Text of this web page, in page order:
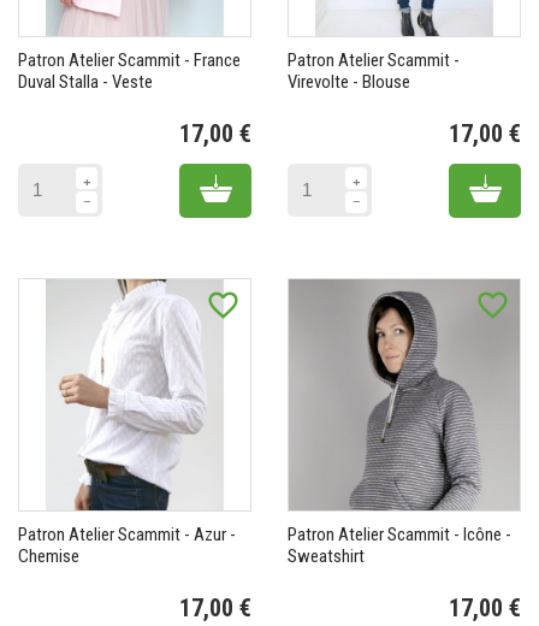
Patron Atelier Scammit - France
Duval Stalla - Veste
17,00 €
Add to cart
Patron Atelier Scammit -
Virevolte - Blouse
17,00 €
Add
favorite_border
Patron Atelier Scammit - Azur -
Chemise
17,00 €
favorite_border
Patron Atelier Scammit - Icône -
Sweatshirt
17,00 €